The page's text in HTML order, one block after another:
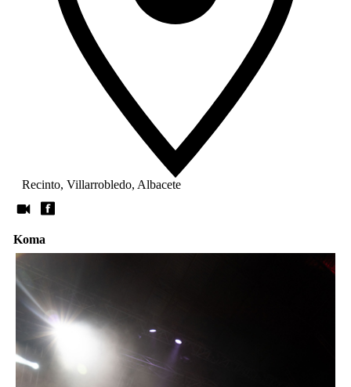
Recinto, Villarrobledo, Albacete
Koma